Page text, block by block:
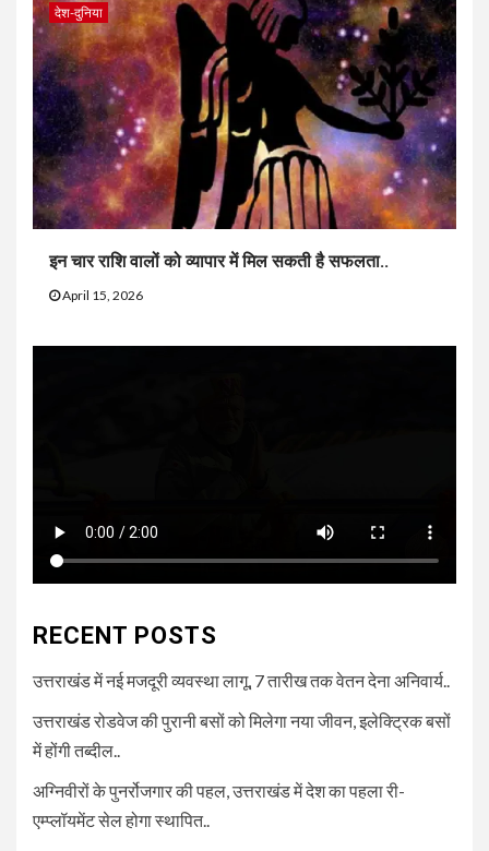
देश-दुनिया
इन चार राशि वालों को व्यापार में मिल सकती है सफलता..
April 15, 2026
RECENT POSTS
उत्तराखंड में नई मजदूरी व्यवस्था लागू, 7 तारीख तक वेतन देना अनिवार्य..
उत्तराखंड रोडवेज की पुरानी बसों को मिलेगा नया जीवन, इलेक्ट्रिक बसों
में होंगी तब्दील..
अग्निवीरों के पुनर्रोजगार की पहल, उत्तराखंड में देश का पहला री-
एम्प्लॉयमेंट सेल होगा स्थापित..